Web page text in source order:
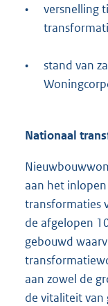
•
versnelling
•
stand van
Nationaal
aan het
transformaties
de afgelopen
gebouwd
aan zowel de
de vitaliteit van